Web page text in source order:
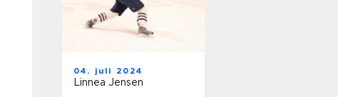
04. juli 2024
Linnea Jensen